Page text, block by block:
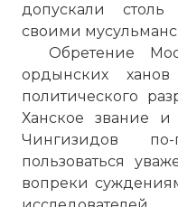
допускали
своими
Обретение
ордынских
политического
Ханское звание
Чингизидов по-
пользоваться
вопреки
Проверочный